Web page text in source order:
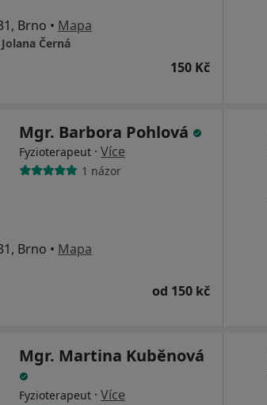
Brno • Mapa
Černá
150 Kč
Mgr. Barbora Pohlová
Fyzioterapeut · Více
1 názor
Brno • Mapa
od 150 kč
Mgr. Martina Kuběnová
Fyzioterapeut · Více